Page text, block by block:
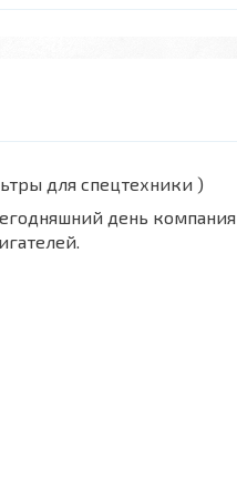
для спецтехники )
день компания